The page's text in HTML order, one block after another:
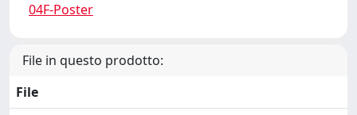
04F-Poster
File in questo prodotto:
File